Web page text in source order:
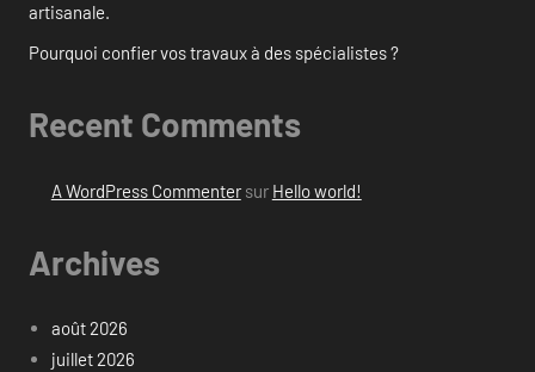
artisanale.
Pourquoi confier vos travaux à des spécialistes ?
Recent Comments
A WordPress Commentersur Hello world!
Archives
août 2026
juillet 2026